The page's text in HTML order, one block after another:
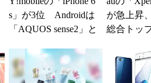
s」が3位 Androidは
「AQUOS sense2」と
が急上昇
総合トッ